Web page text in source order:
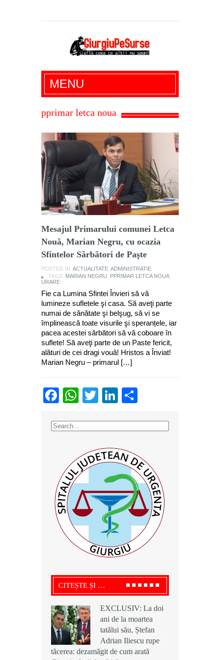
Giurgiu Pe Surse – actualitate giurgiu,
administratie giurgiu, stiri politice, social
economic, editoriale giurgiu, dezvaluiri,
MENU
pprimar letca noua
Mesajul Primarului comunei Letca
Nouă, Marian Negru, cu ocazia
Sfintelor Sărbători de Paşte
POSTED IN: ACTUALITATE ADMINISTRATIE
TAGS: MARIAN NEGRU PPRIMAR LETCA NOUA
URARE
Fie ca Lumina Sfintei Învieri să vă
lumineze sufletele şi casa. Să aveţi parte
numai de sănătate şi belşug, să vi se
împlinească toate visurile şi speranțele, iar
pacea acestei sărbători să vă coboare în
suflete! Să aveţi parte de un Paste fericit,
alături de cei dragi vouă! Hristos a Înviat!
Marian Negru – primarul […]
Facebook
WhatsApp
TwitterLinkedIn
CITEȘTE ȘI …
EXCLUSIV: La doi
ani de la moartea
tatălui său, Ștefan
Adrian Iliescu rupe
tăcerea: dezamăgit de cum arată
EXCLUSIV: La doi
ani de la moartea
tatălui său, Ștefan
Adrian Iliescu rupe
tăcerea: dezamăgit de cum arată
EXCLUSIV: La doi
ani de la moartea
tatălui său, Ștefan
Adrian Iliescu rupe
tăcerea: dezamăgit de cum arată